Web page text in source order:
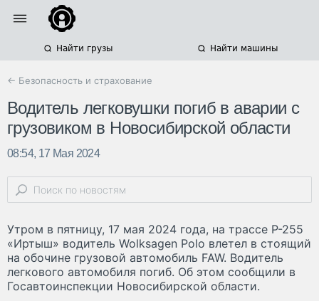
Найти грузы Найти машины
← Безопасность и страхование
Водитель легковушки погиб в аварии с
грузовиком в Новосибирской области
08:54, 17 Мая 2024
Утром в пятницу, 17 мая 2024 года, на трассе Р-255
«Иртыш» водитель Wolksagen Polo влетел в стоящий
на обочине грузовой автомобиль FAW. Водитель
легкового автомобиля погиб. Об этом сообщили в
Госавтоинспекции Новосибирской области.